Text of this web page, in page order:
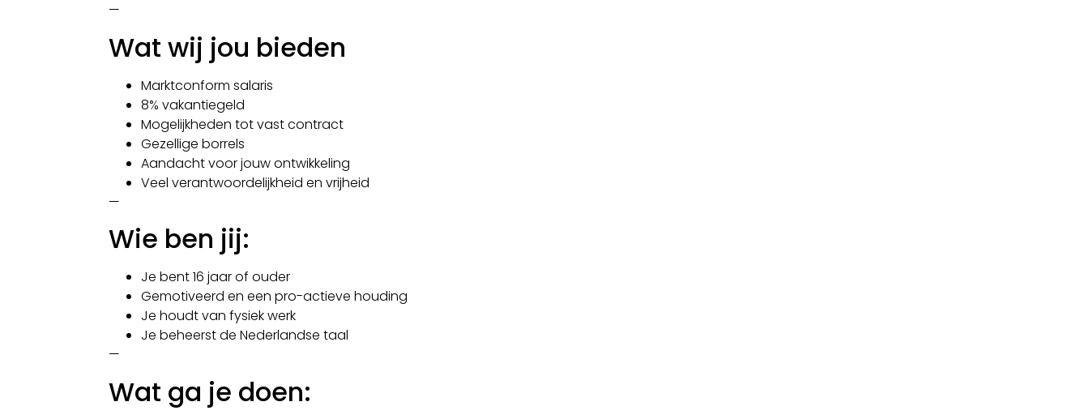
—
Wat wij jou bieden
Marktconform salaris
8% vakantiegeld
Mogelijkheden tot vast contract
Gezellige borrels
Aandacht voor jouw ontwikkeling
Veel verantwoordelijkheid en vrijheid
—
Wie ben jij:
Je bent 16 jaar of ouder
Gemotiveerd en een pro-actieve houding
Je houdt van fysiek werk
Je beheerst de Nederlandse taal
—
Wat ga je doen: